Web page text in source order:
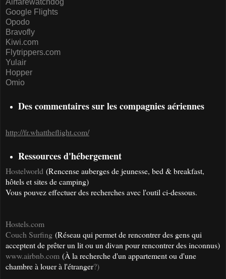
Google Flights
Opodo
Bravofly
Kiwi.com
Flytrippers.com
Yulair
Hopper
Omio
Des commentaires sur les compagnies aériennes
http://fr.whattheflight.com/
Ressources d'hébergement
Hostelworld (Rencense auberges de jeunesse, bed & breakfast,
hôtels et sites de camping)
Vous pouvez effectuer des recherches avec l'outil ci-dessous.
Hostels.com
Couch Surfing (Réseau qui permet de rencontrer des gens qui
acceptent de prêter un lit ou un divan pour rencontrer des inconnus)
www.airbnb.com (À la recherche d'un appartement ou d'une
chambre à louer à l'étranger?)